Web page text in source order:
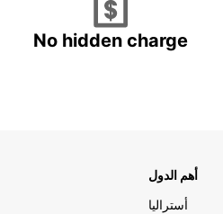
No hidden charge
أهم الدول
أستراليا